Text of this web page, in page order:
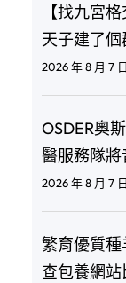
【找九宮
天子建了個
2026 年 8 月 7 日
OSDER奧
醫服務隊
2026 年 8 月 7 日
繁育優質種
查包養網站